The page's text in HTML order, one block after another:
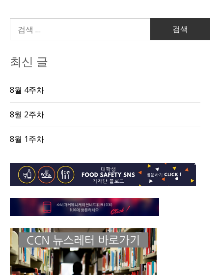
최신 글
8월 4주차
8월 2주차
8월 1주차